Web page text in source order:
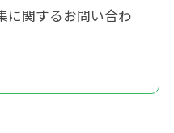
に関するお問い合わ